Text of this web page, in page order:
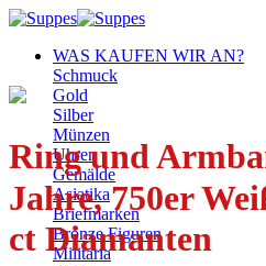
Zum
springenWAS KAUFEN WIR AN?
Schmuck
Gold
Silber
Münzen
Uhren
Gemälde
Asiatika
Briefmarken
Bronze Figuren
Militaria
Ring und
Jahre, 750er
ct Diamanten